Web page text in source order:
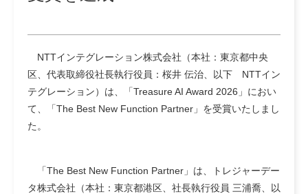
NTTインテグレーション株式会社（本社：東京都中央
区、代表取締役社長執行役員：桜井 伝治、以下 NTTイン
テグレーション）は、「Treasure AI Award 2026」におい
て、「The Best New Function Partner」を受賞いたしまし
た。
「The Best New Function Partner」は、トレジャーデー
タ株式会社（本社：東京都港区、社長執行役員 三浦喬、以